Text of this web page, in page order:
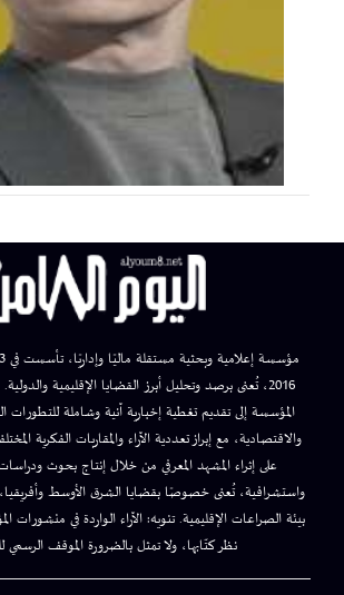
2016، تُعنى برصد وتحليل أبرز القضايا الإقليمية
المؤسسة إلى تقديم تغطية إخبارية آنية وشاملة للتطورات
والاقتصادية، مع إبراز تعددية الآراء والمقاربات الفكرية
على إثراء المشهد المعرفي من خلال إنتاج بحوث
واستشرافية، تُعنى خصوصًا بقضايا الشرق الأوسط وأفريقيا،
بيئة الصراعات الإقليمية. تنويه: الآراء الواردة في
نظر كتّابها، ولا تمثل بالضرورة الموقف